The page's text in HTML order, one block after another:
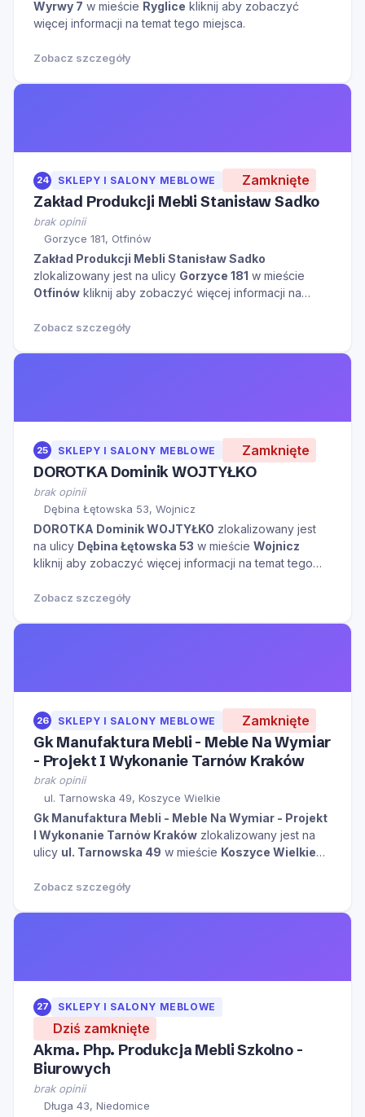
Wyrwy 7 w mieście Ryglice kliknij aby zobaczyć
więcej informacji na temat tego miejsca.
Zobacz szczegóły
24 SKLEPY I SALONY MEBLOWE Zamknięte
Zakład Produkcji Mebli Stanisław Sadko
brak opinii
Gorzyce 181, Otfinów
Zakład Produkcji Mebli Stanisław Sadko
zlokalizowany jest na ulicy Gorzyce 181 w mieście
Otfinów kliknij aby zobaczyć więcej informacji na
Zobacz szczegóły
25 SKLEPY I SALONY MEBLOWE Zamknięte
DOROTKA Dominik WOJTYŁKO
brak opinii
Dębina Łętowska 53, Wojnicz
DOROTKA Dominik WOJTYŁKO zlokalizowany jest
na ulicy Dębina Łętowska 53 w mieście Wojnicz
kliknij aby zobaczyć więcej informacji na temat tego
Zobacz szczegóły
26 SKLEPY I SALONY MEBLOWE Zamknięte
Gk Manufaktura Mebli - Meble Na Wymiar
- Projekt I Wykonanie Tarnów Kraków
brak opinii
ul. Tarnowska 49, Koszyce Wielkie
Gk Manufaktura Mebli - Meble Na Wymiar - Projekt
I Wykonanie Tarnów Kraków zlokalizowany jest na
ulicy ul. Tarnowska 49 w mieście Koszyce Wielkie
miejsca.
Zobacz szczegóły
27 SKLEPY I SALONY MEBLOWE
Dziś zamknięte
Akma. Php. Produkcja Mebli Szkolno -
Biurowych
brak opinii
Długa 43, Niedomice